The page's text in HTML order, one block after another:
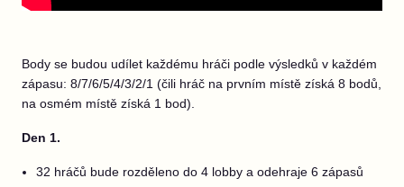
Body se budou udílet každému hráči podle výsledků v každém
zápasu: 8/7/6/5/4/3/2/1 (čili hráč na prvním místě získá 8 bodů,
na osmém místě získá 1 bod).
Den 1.
32 hráčů bude rozděleno do 4 lobby a odehraje 6 zápasů